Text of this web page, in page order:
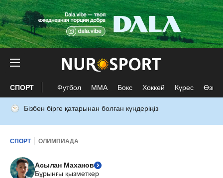
СПОРТ Футбол ММА Бокс Хоккей Күрес Өзге
Бізбен бірге қатарынан болған күндеріңіз
СПОРТ ОЛИМПИАДА
Асылан Маханов
Бұрынғы қызметкер